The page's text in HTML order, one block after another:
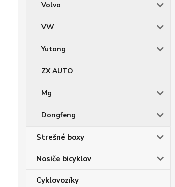
Volvo
VW
Yutong
ZX AUTO
Mg
Dongfeng
Strešné boxy
Nosiče bicyklov
Cyklovozíky